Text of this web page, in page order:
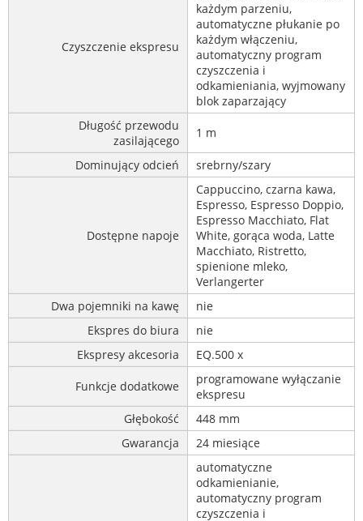
Czyszczenie ekspresu
każdym parzeniu,
automatyczne płukanie po
każdym włączeniu,
automatyczny program
czyszczenia i
odkamieniania, wyjmowany
blok zaparzający
Długość przewodu
zasilającego
1 m
Dominujący odcień srebrny/szary
Dostępne napoje
Cappuccino, czarna kawa,
Espresso, Espresso Doppio,
Espresso Macchiato, Flat
White, gorąca woda, Latte
Macchiato, Ristretto,
spienione mleko,
Verlangerter
Dwa pojemniki na kawę
nie
Ekspres do biura
nie
Ekspresy akcesoria
EQ.500 x
Funkcje dodatkowe
programowane wyłączanie
ekspresu
Głębokość
448 mm
Gwarancja
24 miesiące
automatyczne
odkamienianie,
automatyczny program
czyszczenia i